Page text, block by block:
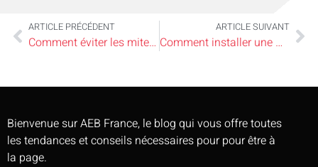
ARTICLE PRÉCÉDENT
Comment éviter les mites des vêtements dans la maison pour garder ses habits intacts
ARTICLE SUIVANT
Comment installer une micro station pour améliorer l’assainissement de sa maison ?
Bienvenue sur AEB France, le blog qui vous offre toutes
les tendances et conseils nécessaires pour pour être à
la page.